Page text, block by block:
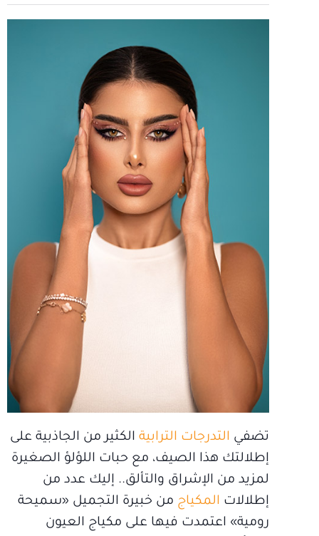
تضفي التدرجات الترابية الكثير من الجاذبية على
إطلالتك هذا الصيف، مع حبات اللؤلؤ الصغيرة
لمزيد من الإشراق والتألق.. إليك عدد من
إطلالات المكياج من خبيرة التجميل «سميحة
رومية» اعتمدت فيها على مكياج العيون